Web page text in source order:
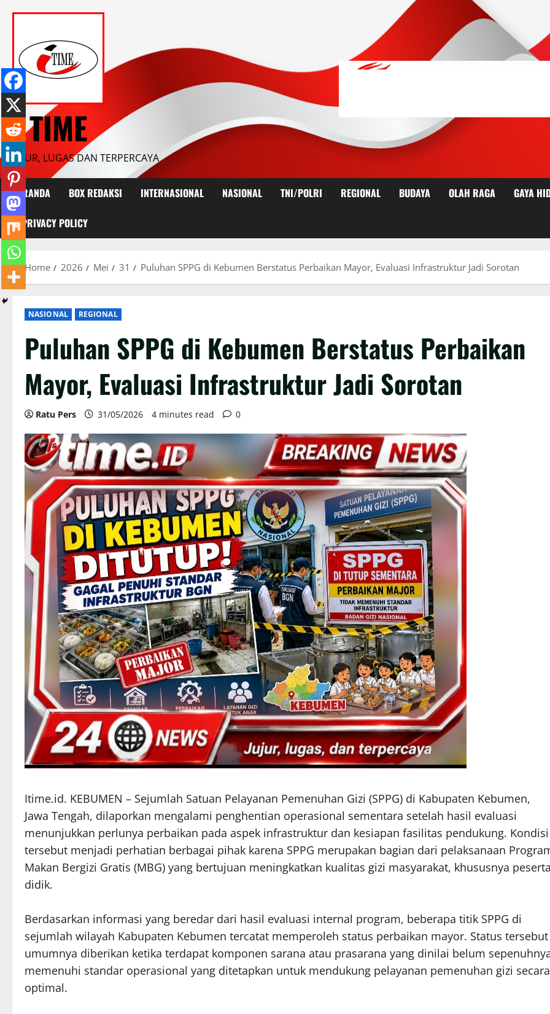
I TIME
JUJUR, LUGAS DAN TERPERCAYA
BERANDA BOX REDAKSI INTERNASIONAL NASIONAL TNI/POLRI REGIONAL BUDAYA OLAH RAGA GAYA
PRIVACY POLICY
Home 2026 Mei 31 Puluhan SPPG di Kebumen Berstatus Perbaikan Mayor, Evaluasi Infrastruktur Jadi Sorotan
NASIONAL REGIONAL
Puluhan SPPG di Kebumen Berstatus Perbaikan
Mayor, Evaluasi Infrastruktur Jadi Sorotan
Ratu Pers 31/05/2026 4 minutes read 0
Itime.id. KEBUMEN – Sejumlah Satuan Pelayanan Pemenuhan Gizi (SPPG) di Kabupaten Kebumen,
Jawa Tengah, dilaporkan mengalami penghentian operasional sementara setelah hasil evaluasi
menunjukkan perlunya perbaikan pada aspek infrastruktur dan kesiapan fasilitas pendukung. Kondisi
tersebut menjadi perhatian berbagai pihak karena SPPG merupakan bagian dari pelaksanaan
Makan Bergizi Gratis (MBG) yang bertujuan meningkatkan kualitas gizi masyarakat, khususnya
didik.
Berdasarkan informasi yang beredar dari hasil evaluasi internal program, beberapa titik SPPG di
sejumlah wilayah Kabupaten Kebumen tercatat memperoleh status perbaikan mayor. Status tersebut
umumnya diberikan ketika terdapat komponen sarana atau prasarana yang dinilai belum
memenuhi standar operasional yang ditetapkan untuk mendukung pelayanan pemenuhan gizi secara
optimal.